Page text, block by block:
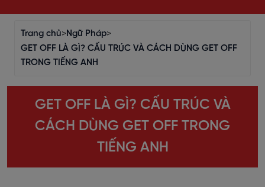
Trang chủ>Ngữ Pháp>
GET OFF LÀ GÌ? CẤU TRÚC VÀ CÁCH DÙNG GET OFF
TRONG TIẾNG ANH
GET OFF LÀ GÌ? CẤU TRÚC VÀ
CÁCH DÙNG GET OFF TRONG
TIẾNG ANH